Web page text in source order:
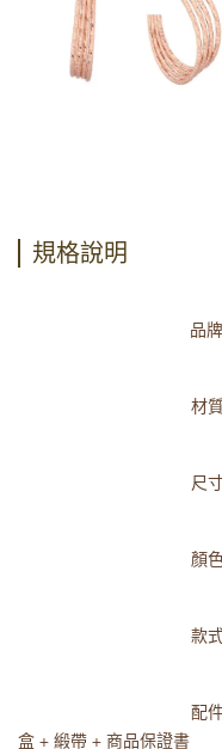
規格說明
品牌：
材質：
尺寸：
顏色：玫
款式：長C鑽石
配件：
盒 + 緞帶 + 商品保證書